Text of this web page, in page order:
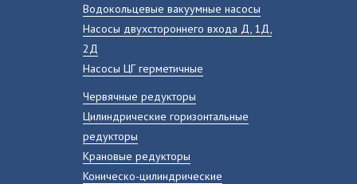
Водокольцевые вакуумные насосы
Насосы двухстороннего входа Д, 1Д,
2Д
Насосы ЦГ герметичные
Червячные редукторы
Цилиндрические горизонтальные
редукторы
Крановые редукторы
Коническо-цилиндрические